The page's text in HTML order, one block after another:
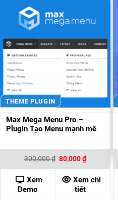
THEME PLUGIN
Max Mega Menu Pro –
Plugin Tạo Menu mạnh mẽ
300,000₫ Giá
gốc
là:
300,000 ₫.
80,000₫Giá
hiện
tại
là:
80,000 ₫.
Xem
Demo
Xem chi
tiết